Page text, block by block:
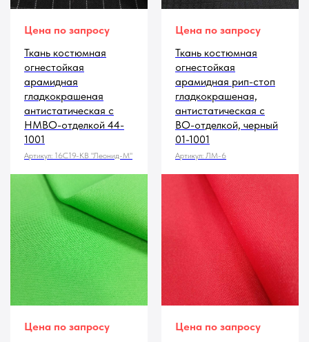
Цена по запросу
Ткань костюмная
огнестойкая
арамидная
гладкокрашеная
антистатическая с
НМВО-отделкой 44-
1001
Артикул: 16С19-КВ "Леонид-М"
Цена по запросу
Ткань костюмная
огнестойкая
арамидная рип-стоп
гладкокрашеная,
антистатическая с
ВО-отделкой, черный
01-1001
Артикул: ЛМ-6
Цена по запросу
Цена по запросу